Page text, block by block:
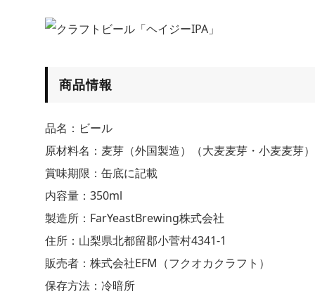
商品情報
品名：ビール
原材料名：麦芽（外国製造）（大麦麦芽・小麦麦芽
賞味期限：缶底に記載
内容量：350ml
製造所：FarYeastBrewing株式会社
住所：山梨県北都留郡小菅村4341-1
販売者：株式会社EFM（フクオカクラフト）
保存方法：冷暗所